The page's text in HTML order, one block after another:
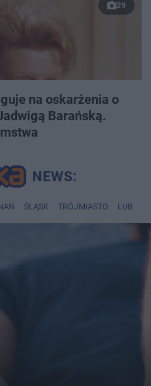
29
na oskarżenia o
Barańską.
ŚLĄSK TRÓJMIASTO LUBLIN